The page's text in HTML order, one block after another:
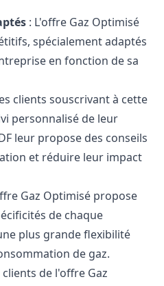
: L'offre Gaz Optimisé
spécialement adaptés
en fonction de sa
clients souscrivant à cette
personnalisé de leur
leur propose des conseils
et réduire leur impact
Gaz Optimisé propose
de chaque
plus grande flexibilité
de gaz.
clients de l'offre Gaz